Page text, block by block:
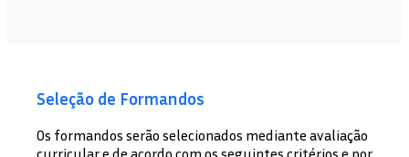
Seleção de Formandos
Os formandos serão selecionados mediante avaliação